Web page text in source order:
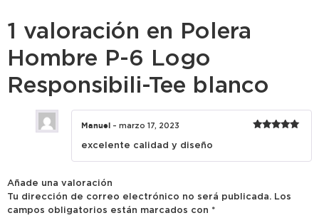
1 valoración en Polera
Hombre P-6 Logo
Responsibili-Tee blanco
Manuel – marzo 17, 2023
excelente calidad y diseño
Añade una valoración
Tu dirección de correo electrónico no será publicada. Los
campos obligatorios están marcados con *